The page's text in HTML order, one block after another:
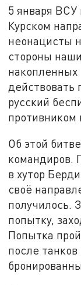
5 января ВСУ
Курском
неонацисты
стороны
накопленных
действовать
русский
противником
Об этой
командиров.
в хутор
своё
получилось.
попытку,
Попытка
после